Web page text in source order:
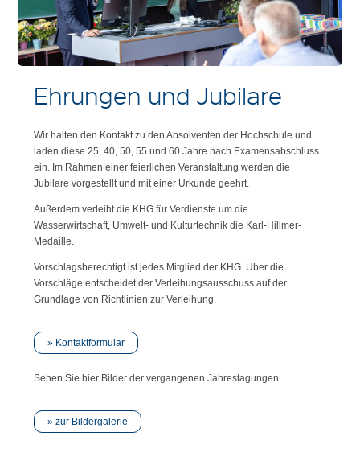
Ehrungen und Jubilare
Wir halten den Kontakt zu den Absolventen der Hochschule und
laden diese 25, 40, 50, 55 und 60 Jahre nach Examensabschluss
ein. Im Rahmen einer feierlichen Veranstaltung werden die
Jubilare vorgestellt und mit einer Urkunde geehrt.
Außerdem verleiht die KHG für Verdienste um die
Wasserwirtschaft, Umwelt- und Kulturtechnik die Karl-Hillmer-
Medaille.
Vorschlagsberechtigt ist jedes Mitglied der KHG. Über die
Vorschläge entscheidet der Verleihungsausschuss auf der
Grundlage von Richtlinien zur Verleihung.
Kontaktformular
Sehen Sie hier Bilder der vergangenen Jahrestagungen
zur Bildergalerie